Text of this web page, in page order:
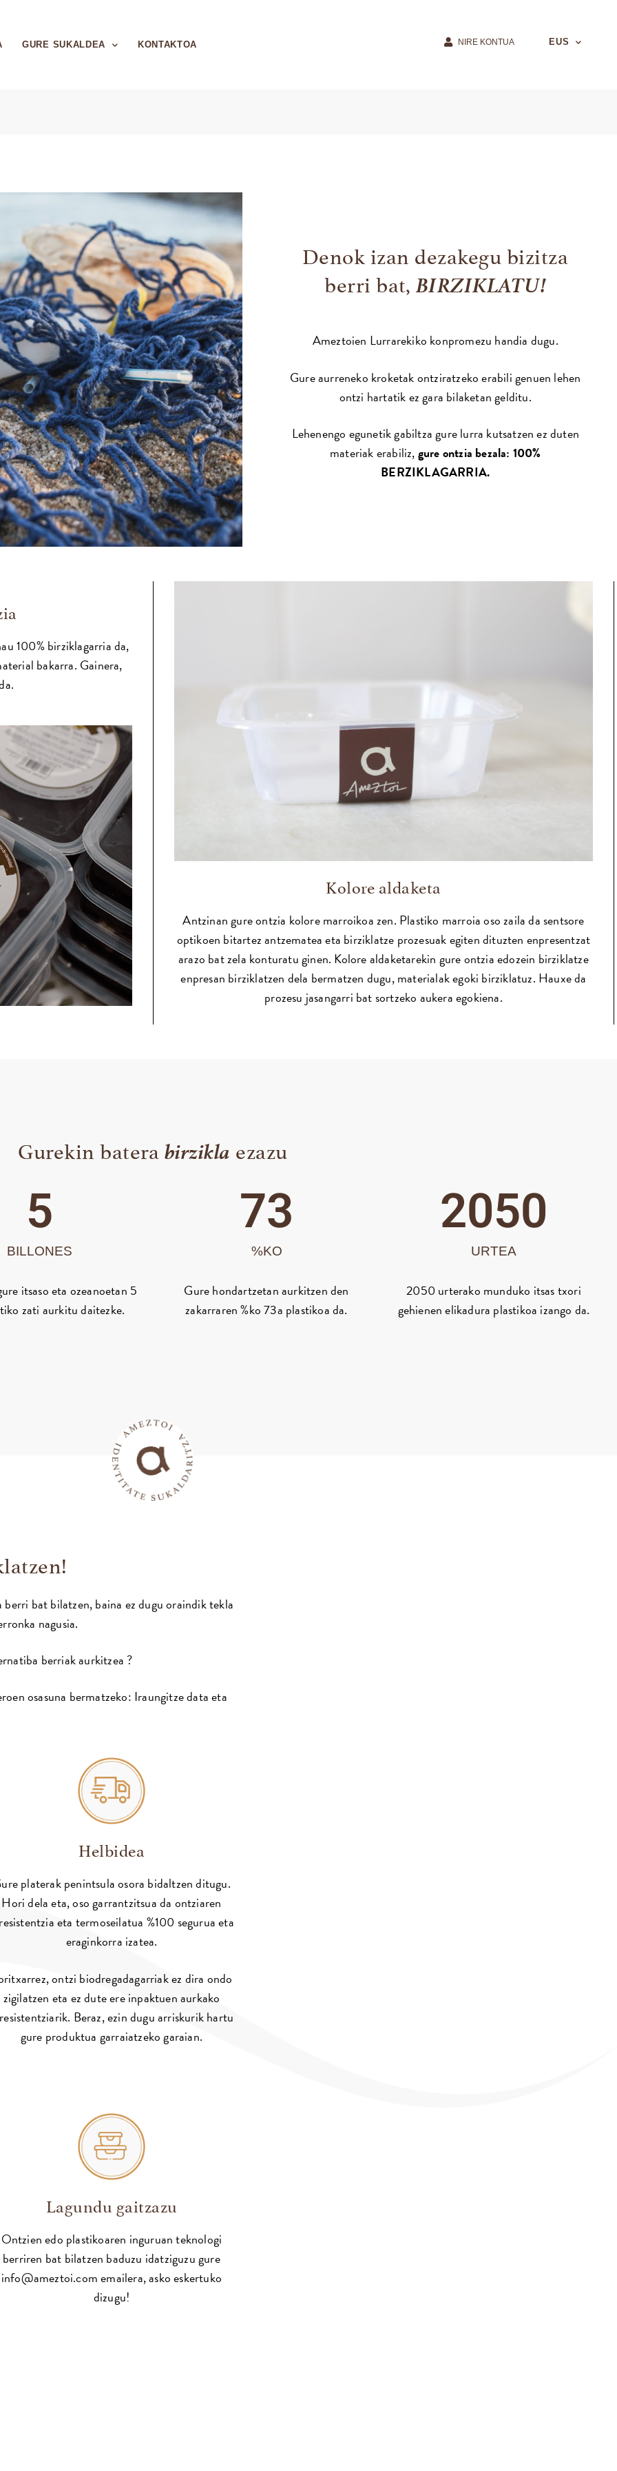
GURE SUKALDEA KONTAKTOA NIRE KONTUA EUS
Denok izan dezakegu bizitza
berri bat, BIRZIKLATU!
Ameztoien Lurrarekiko konpromezu handia dugu.
Gure aurreneko kroketak ontziratzeko erabili genuen lehen
ontzi hartatik ez gara bilaketan gelditu.
Lehenengo egunetik gabiltza gure lurra kutsatzen ez duten
materiak erabiliz,gure ontzia bezala: 100%
BERZIKLAGARRIA.
100% birziklagarria da,
bakarra. Gainera,
Kolore aldaketa
Antzinan gure ontzia kolore marroikoa zen. Plastiko marroia oso zaila da sentsore
optikoen bitartez antzematea eta birziklatze prozesuak egiten dituzten enpresentzat
arazo bat zela konturatu ginen. Kolore aldaketarekin gure ontzia edozein birziklatze
enpresan birziklatzen dela bermatzen dugu, materialak egoki birziklatuz. Hauxe da
prozesu jasangarri bat sortzeko aukera egokiena.
Gurekin batera birzikla ezazu
BILLONES
5
itsaso eta ozeanoetan 5
zati aurkitu daitezke.
%KO
73
Gure hondartzetan aurkitzen den
zakarraren %ko 73a plastikoa da.
URTEA
2050
2050 urterako munduko itsas txori
gehienen elikadura plastikoa izango da.
bat bilatzen, baina ez dugu oraindik tekla
nagusia.
berriak aurkitzea ?
osasuna bermatzeko: Iraungitze data eta
Helbidea
platerak penintsula osora bidaltzen ditugu.
Hori dela eta, oso garrantzitsua da ontziaren
eta termoseilatua %100 segurua eta
eraginkorra izatea.
ontzi biodregadagarriak ez dira ondo
zigilatzen eta ez dute ere inpaktuen aurkako
Beraz, ezin dugu arriskurik hartu
gure produktua garraiatzeko garaian.
Lagundu gaitzazu
Ontzien edo plastikoaren inguruan teknologi
berriren bat bilatzen baduzu idatziguzu gure
info@ameztoi.comemailera, asko eskertuko
dizugu!